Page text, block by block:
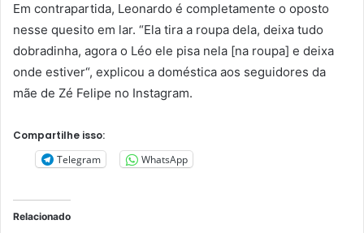
Em contrapartida, Leonardo é completamente o oposto
nesse quesito em lar. “Ela tira a roupa dela, deixa tudo
dobradinha, agora o Léo ele pisa nela [na roupa] e deixa
onde estiver“, explicou a doméstica aos seguidores da
mãe de Zé Felipe no Instagram.
Compartilhe isso:
Telegram
WhatsApp
Relacionado